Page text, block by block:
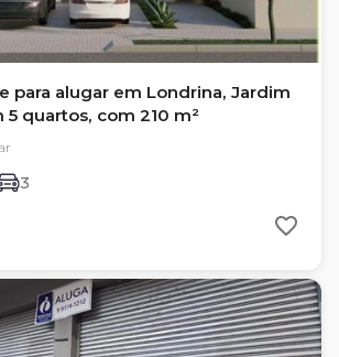
para alugar em Londrina, Jardim
5 quartos, com 210 m²
3